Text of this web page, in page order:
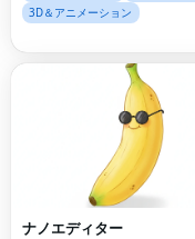
3D＆アニメーション
ナノエディター